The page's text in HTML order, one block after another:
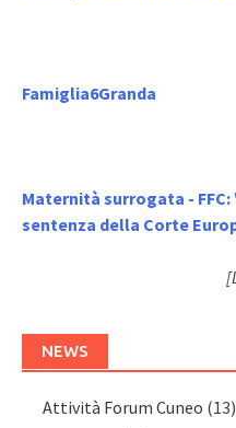
Famiglia6Granda
Maternità surrogata -
sentenza della Corte
NEWS
Attività Forum Cuneo (13)